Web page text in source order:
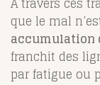
que le mal
accumulation
franchit des
par fatigue ou